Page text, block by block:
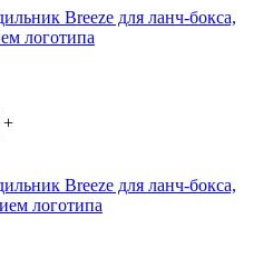
Breeze для ланч-бокса,
логотипа
+
Breeze для ланч-бокса,
логотипа